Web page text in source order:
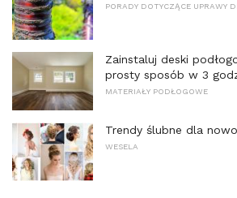
PORADY DOTYCZĄCE UPRAWY
Zainstaluj deski
prosty sposób w 3
MATERIAŁY PODŁOGOWE
Trendy ślubne dla
WESELA